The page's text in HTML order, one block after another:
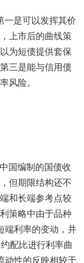
一是可以发挥其价
上市后的曲线策
为短债提供套保
三是能与信用债
风险。
国编制的国债收
但期限结构还不
和长端参考点较
策略中由于品种
端利率的变动，并
配比进行利率曲
动性的反映相较于